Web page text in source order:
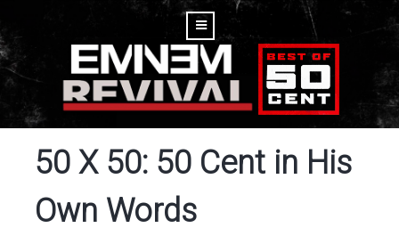
50 X 50: 50 Cent in His
Own Words